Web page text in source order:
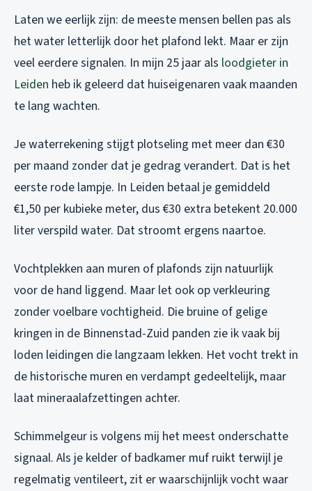
Laten we eerlijk zijn: de meeste mensen bellen pas als
het water letterlijk door het plafond lekt. Maar er zijn
veel eerdere signalen. In mijn 25 jaar als loodgieter in
Leiden heb ik geleerd dat huiseigenaren vaak maanden
te lang wachten.
Je waterrekening stijgt plotseling met meer dan €30
per maand zonder dat je gedrag verandert. Dat is het
eerste rode lampje. In Leiden betaal je gemiddeld
€1,50 per kubieke meter, dus €30 extra betekent 20.000
liter verspild water. Dat stroomt ergens naartoe.
Vochtplekken aan muren of plafonds zijn natuurlijk
voor de hand liggend. Maar let ook op verkleuring
zonder voelbare vochtigheid. Die bruine of gelige
kringen in de Binnenstad-Zuid panden zie ik vaak bij
loden leidingen die langzaam lekken. Het vocht trekt in
de historische muren en verdampt gedeeltelijk, maar
laat mineraalafzettingen achter.
Schimmelgeur is volgens mij het meest onderschatte
signaal. Als je kelder of badkamer muf ruikt terwijl je
regelmatig ventileert, zit er waarschijnlijk vocht waar